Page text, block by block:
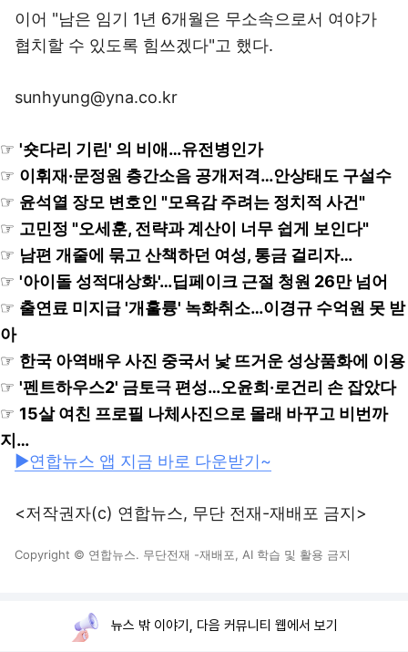
이어 "남은 임기 1년 6개월은 무소속으로서 여야가
협치할 수 있도록 힘쓰겠다"고 했다.
sunhyung@yna.co.kr
☞ '숏다리 기린' 의 비애…유전병인가
☞ 이휘재·문정원 층간소음 공개저격…안상태도 구설수
☞ 윤석열 장모 변호인 "모욕감 주려는 정치적 사건"
☞ 고민정 "오세훈, 전략과 계산이 너무 쉽게 보인다"
☞ 남편 개줄에 묶고 산책하던 여성, 통금 걸리자…
☞ '아이돌 성적대상화'…딥페이크 근절 청원 26만 넘어
☞ 출연료 미지급 '개훌륭' 녹화취소…이경규 수억원 못 받
아
☞ 한국 아역배우 사진 중국서 낯 뜨거운 성상품화에 이용
☞ '펜트하우스2' 금토극 편성…오윤희·로건리 손 잡았다
☞ 15살 여친 프로필 나체사진으로 몰래 바꾸고 비번까
지…
▶연합뉴스 앱 지금 바로 다운받기~
<저작권자(c) 연합뉴스, 무단 전재-재배포 금지>
Copyright © 연합뉴스. 무단전재 -재배포, AI 학습 및 활용 금지
뉴스 밖 이야기, 다음 커뮤니티 웹에서 보기